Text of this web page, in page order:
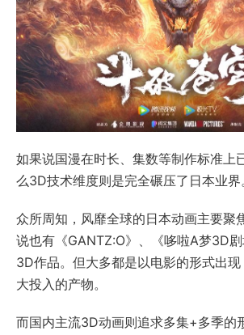
如果说国漫在时长、集数等制作标准上
么3D技术维度则是完全碾压了日本业界
众所周知，风靡全球的日本动画主要聚
说也有《GANTZ:O》、《哆啦A梦3D
3D作品。但大多都是以电影的形式出
大投入的产物。
而国内主流3D动画则追求多集+多季的